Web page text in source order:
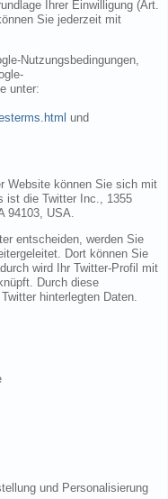
Ihrer Einwilligung (Art.
Sie jederzeit mit
Nutzungsbedingungen,
unter:
und
Website können Sie sich mit
ist die Twitter Inc., 1355
94103, USA.
entscheiden, werden Sie
Dort können Sie
wird Ihr Twitter-Profil mit
Durch diese
hinterlegten Daten.
und Personalisierung